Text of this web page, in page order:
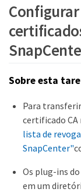
Configurar
Sobre esta
Para
certificado CA
lista de
SnapCenter"
Os plug-ins
em um